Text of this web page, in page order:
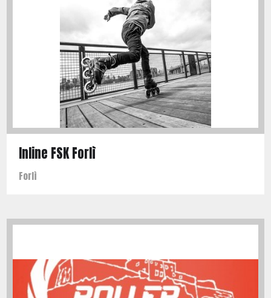
Inline FSK Forlì
Forlì